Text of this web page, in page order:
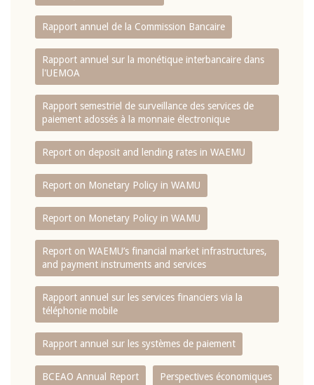
Rapport annuel de la Commission Bancaire
Rapport annuel sur la monétique interbancaire dans
l'UEMOA
Rapport semestriel de surveillance des services de
paiement adossés à la monnaie électronique
Report on deposit and lending rates in WAEMU
Report on Monetary Policy in WAMU
Report on Monetary Policy in WAMU
Report on WAEMU’s financial market infrastructures,
and payment instruments and services
Rapport annuel sur les services financiers via la
téléphonie mobile
Rapport annuel sur les systèmes de paiement
BCEAO Annual Report Perspectives économiques